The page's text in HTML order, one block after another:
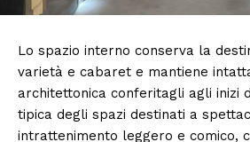
Lo spazio interno conserva la
varietà e cabaret e mantiene
architettonica conferitagli agli inizi
tipica degli spazi destinati a
intrattenimento leggero e comico,